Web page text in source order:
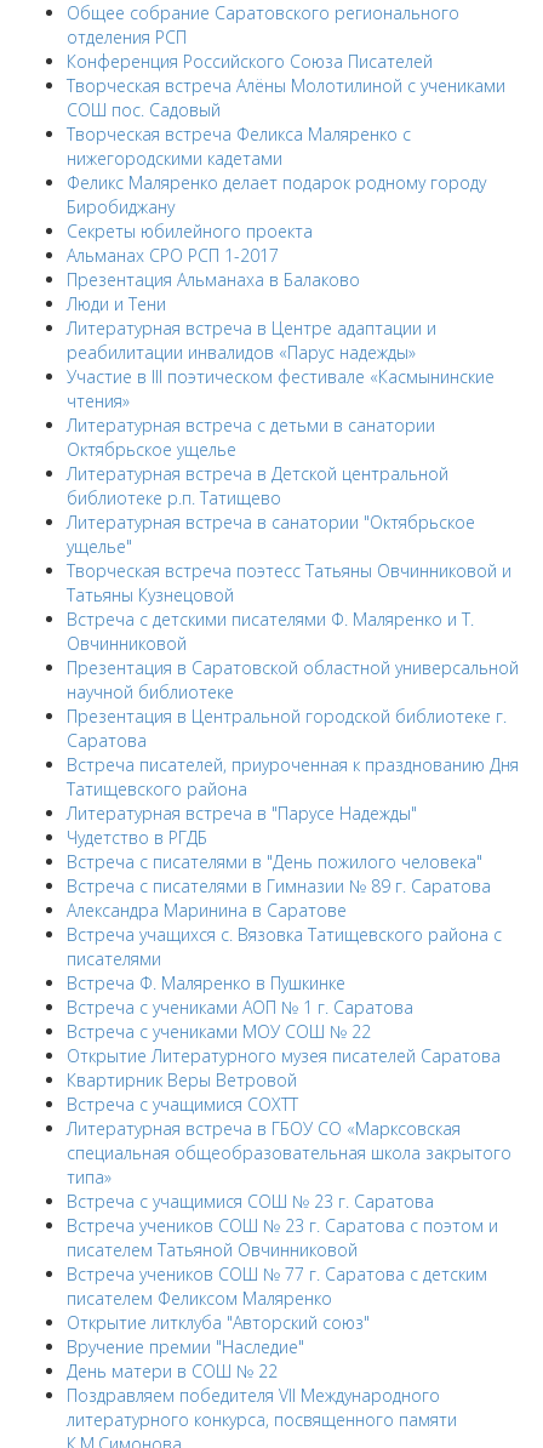
Общее собрание Саратовского регионального
отделения РСП
Конференция Российского Союза Писателей
Творческая встреча Алёны Молотилиной с учениками
СОШ пос. Садовый
Творческая встреча Феликса Маляренко с
нижегородскими кадетами
Феликс Маляренко делает подарок родному городу
Биробиджану
Секреты юбилейного проекта
Альманах СРО РСП 1-2017
Презентация Альманаха в Балаково
Люди и Тени
Литературная встреча в Центре адаптации и
реабилитации инвалидов «Парус надежды»
Участие в III поэтическом фестивале «Касмынинские
чтения»
Литературная встреча с детьми в санатории
Октябрьское ущелье
Литературная встреча в Детской центральной
библиотеке р.п. Татищево
Литературная встреча в санатории "Октябрьское
ущелье"
Творческая встреча поэтесс Татьяны Овчинниковой и
Татьяны Кузнецовой
Встреча с детскими писателями Ф. Маляренко и Т.
Овчинниковой
Презентация в Саратовской областной универсальной
научной библиотеке
Презентация в Центральной городской библиотеке г.
Саратова
Встреча писателей, приуроченная к празднованию Дня
Татищевского района
Литературная встреча в "Парусе Надежды"
Чудетство в РГДБ
Встреча с писателями в "День пожилого человека"
Встреча с писателями в Гимназии № 89 г. Саратова
Александра Маринина в Саратове
Встреча учащихся с. Вязовка Татищевского района с
писателями
Встреча Ф. Маляренко в Пушкинке
Встреча с учениками АОП № 1 г. Саратова
Встреча с учениками МОУ СОШ № 22
Открытие Литературного музея писателей Саратова
Квартирник Веры Ветровой
Встреча с учащимися СОХТТ
Литературная встреча в ГБОУ СО «Марксовская
специальная общеобразовательная школа закрытого
типа»
Встреча с учащимися СОШ № 23 г. Саратова
Встреча учеников СОШ № 23 г. Саратова с поэтом и
писателем Татьяной Овчинниковой
Встреча учеников СОШ № 77 г. Саратова с детским
писателем Феликсом Маляренко
Открытие литклуба "Авторский союз"
Вручение премии "Наследие"
День матери в СОШ № 22
Поздравляем победителя VII Международного
литературного конкурса, посвященного памяти